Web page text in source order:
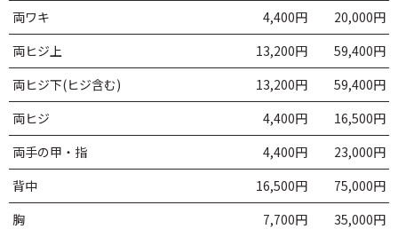
両ワキ
4,400円
20,000円
両ヒジ上
13,200円
59,400円
両ヒジ下(ヒジ含む)
13,200円
59,400円
両ヒジ
4,400円
16,500円
両手の甲・指
4,400円
23,000円
背中
16,500円
75,000円
胸
7,700円
35,000円